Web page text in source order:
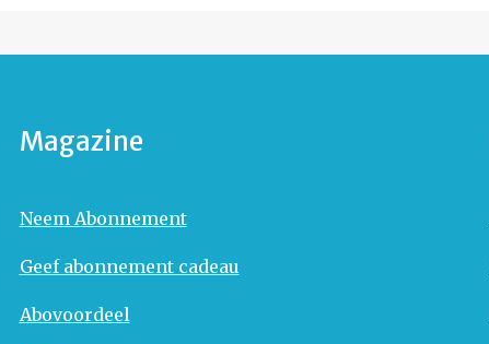
Magazine
Neem Abonnement
Geef abonnement cadeau
Abovoordeel